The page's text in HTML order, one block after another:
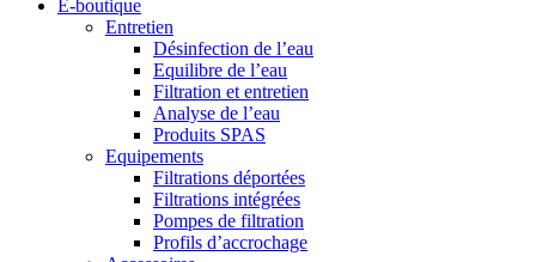
E-boutique
Entretien
Désinfection de l’eau
Equilibre de l’eau
Filtration et entretien
Analyse de l’eau
Produits SPAS
Equipements
Filtrations déportées
Filtrations intégrées
Pompes de filtration
Profils d’accrochage